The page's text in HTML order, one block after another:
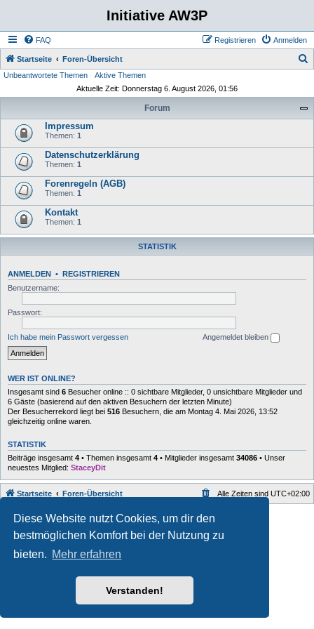
Diese Website nutzt Cookies, um dir den
bestmöglichen Komfort bei der Nutzung zu
bieten. Mehr erfahren
Verstanden!
Initiative AW3P
FAQ Anmelden
Registrieren
Startseite Foren-Übersicht
Unbeantwortete Themen
Aktive Themen
Aktuelle Zeit: Donnerstag 6. August 2026, 01:56
Forum
Impressum
Themen: 1
Datenschutzerklärung
Themen: 1
Forenregeln (AGB)
Themen: 1
Kontakt
Themen: 1
STATISTIK
ANMELDEN • REGISTRIEREN
Benutzername:
Passwort:
Ich habe mein Passwort vergessen Angemeldet bleiben
WER IST ONLINE?
Insgesamt sind 6 Besucher online :: 0 sichtbare Mitglieder, 0 unsichtbare Mitglieder und
6 Gäste (basierend auf den aktiven Besuchern der letzten Minute)
Der Besucherrekord liegt bei 516 Besuchern, die am Montag 4. Mai 2026, 13:52
gleichzeitig online waren.
STATISTIK
Beiträge insgesamt 4 • Themen insgesamt 4 • Mitglieder insgesamt 34086 • Unser
neuestes Mitglied: StaceyDit
Startseite Foren-Übersicht Alle Zeiten sind UTC+02:00
Style developer by forum ,
Powered byphpBB ® Forum Software © phpBB Limited
Deutsche Übersetzung durchphpBB.de
Datenschutz